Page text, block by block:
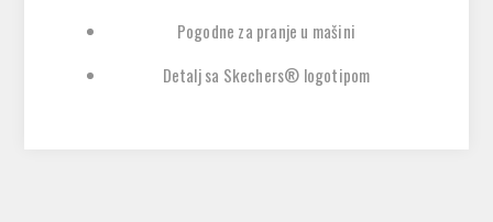
Pogodne za pranje u mašini
Detalj sa Skechers® logotipom